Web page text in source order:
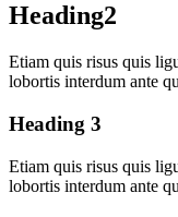
Heading2
Etiam quis risus quis
lobortis interdum ante
Heading 3
Etiam quis risus quis
lobortis interdum ante